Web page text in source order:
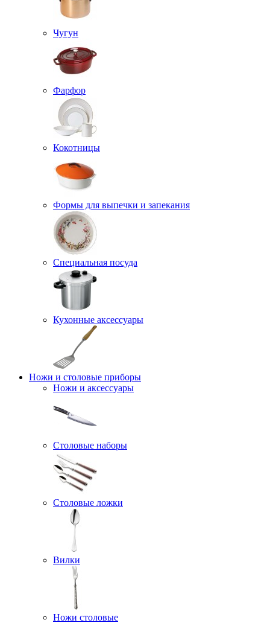
Чугун
Фарфор
Кокотницы
Формы для выпечки и запекания
Специальная посуда
Кухонные аксессуары
Ножи и столовые приборы
Ножи и аксессуары
Столовые наборы
Столовые ложки
Вилки
Ножи столовые